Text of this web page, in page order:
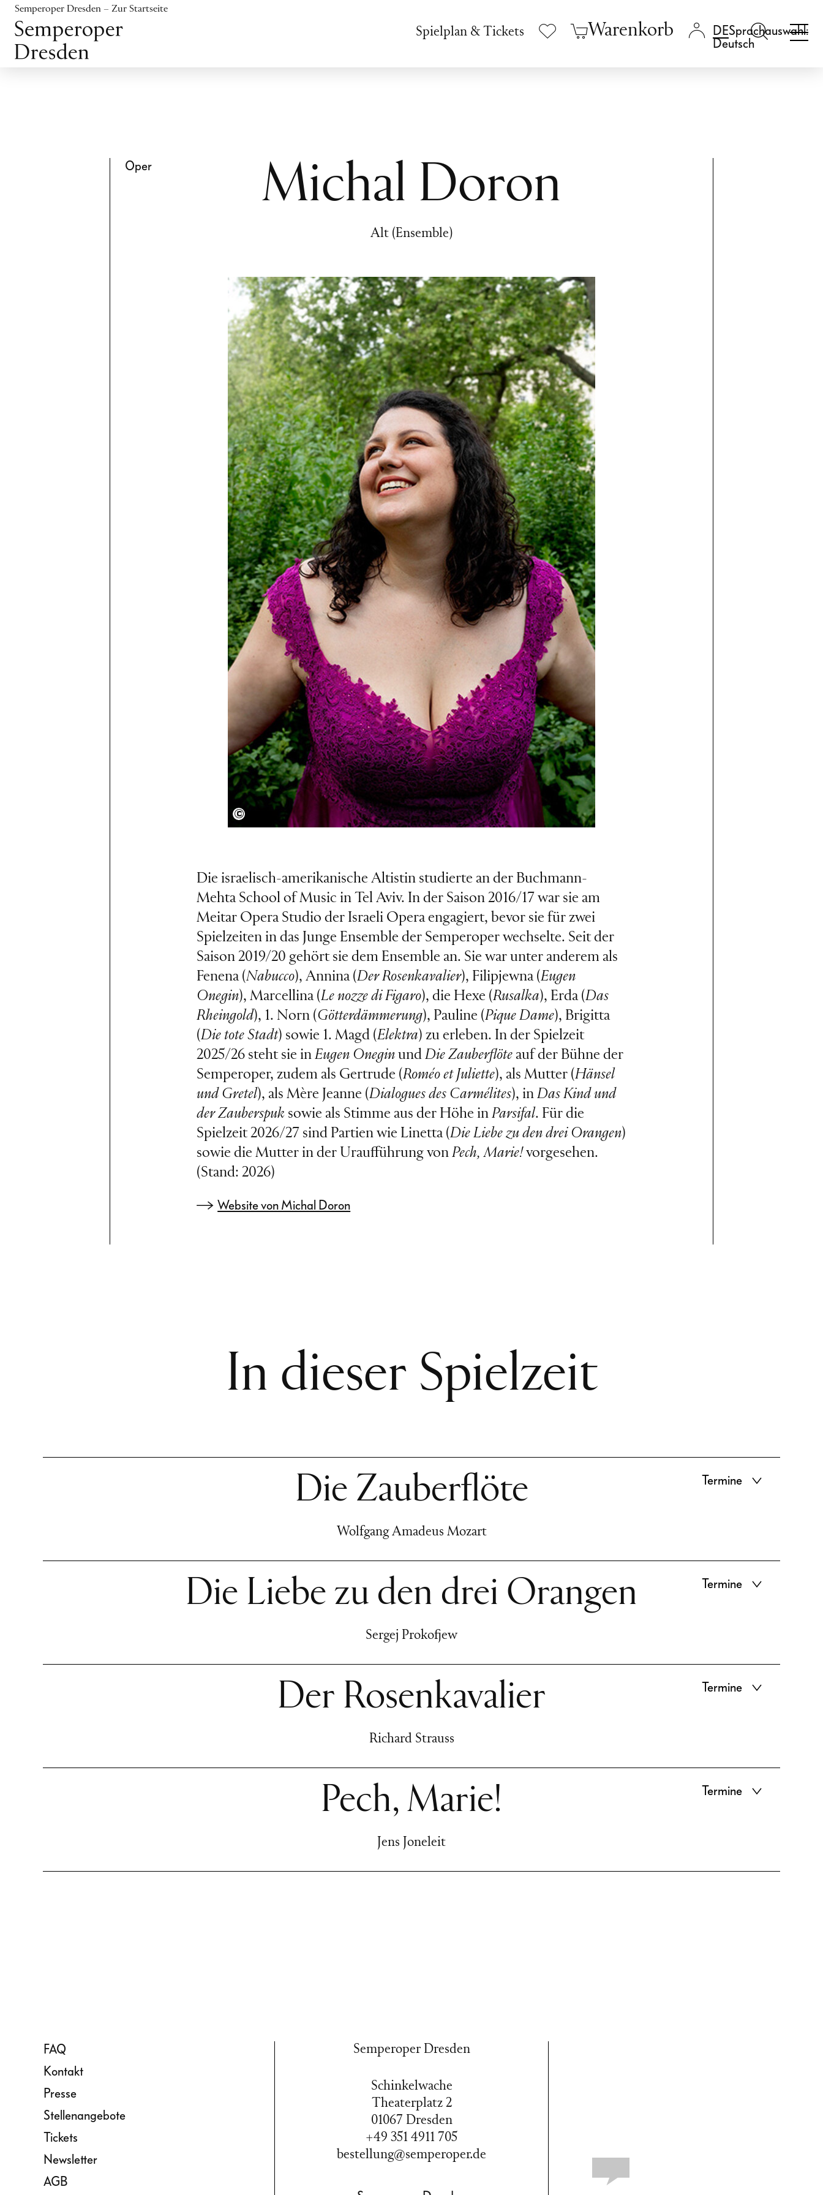
Inhalt anspringen
Fußbereich anspringen
Semperoper Dresden – Zur Startseite
Spielplan & Tickets Warenkorb
Sprachauswahl:
Deutsch
Oper Michal Doron
Alt (Ensemble)
Ayala Gazit
Die israelisch-amerikanische Altistin studierte an der Buchmann-
Mehta School of Music in Tel Aviv. In der Saison 2016/17 war sie am
Meitar Opera Studio der Israeli Opera engagiert, bevor sie für zwei
Spielzeiten in das Junge Ensemble der Semperoper wechselte. Seit der
Saison 2019/20 gehört sie dem Ensemble an. Sie war unter anderem als
Fenena (Nabucco), Annina (Der Rosenkavalier), Filipjewna (Eugen
Onegin), Marcellina (Le nozze di Figaro), die Hexe (Rusalka), Erda (Das
Rheingold), 1. Norn (Götterdämmerung), Pauline (Pique Dame), Brigitta
(Die tote Stadt) sowie 1. Magd (Elektra) zu erleben. In der Spielzeit
2025/26 steht sie inEugen Onegin undDie Zauberflöte auf der Bühne der
Semperoper, zudem als Gertrude (Roméo et Juliette), als Mutter (Hänsel
und Gretel), als Mère Jeanne (Dialogues des Carmélites), inDas Kind und
der Zauberspuk sowie als Stimme aus der Höhe inParsifal. Für die
Spielzeit 2026/27 sind Partien wie Linetta (Die Liebe zu den drei Orangen)
sowie die Mutter in der Uraufführung vonPech, Marie!vorgesehen.
(Stand: 2026)
Website von Michal Doron
In dieser Spielzeit
Die Zauberflöte
Wolfgang Amadeus Mozart
Termine
Die Liebe zu den drei Orangen
Sergej Prokofjew
Termine
Der Rosenkavalier
Richard Strauss
Termine
Pech, Marie!
Jens Joneleit
Termine
FAQ
Kontakt
Presse
Stellenangebote
Tickets
Newsletter
AGB
Semperoper Dresden
Schinkelwache
Theaterplatz 2
01067 Dresden
+49 351 4911 705
bestellung@semperoper.de